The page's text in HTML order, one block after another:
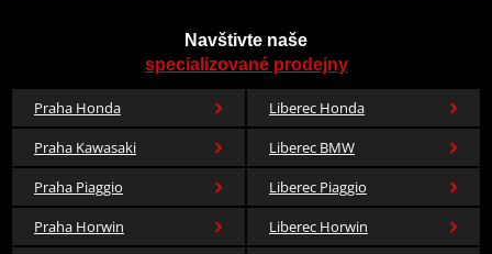
Navštivte naše
specializované prodejny
Praha Honda
Liberec Honda
Praha Kawasaki
Liberec BMW
Praha Piaggio
Liberec Piaggio
Praha Horwin
Liberec Horwin